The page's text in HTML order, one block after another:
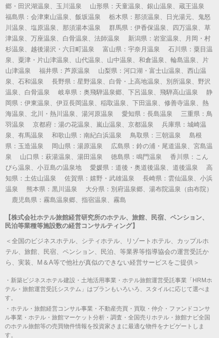
郷・田沢湖温泉、玉川温泉 山形県：天童温泉、銀山温泉、蔵王温泉
福島県：会津東山温泉、飯坂温泉 栃木県：那須温泉、日光湯元、鬼怒
川温泉、塩原温泉、那須湯本温泉 群馬県：伊香保温泉、四万温泉、草
津温泉、万座温泉、白骨温泉、法師温泉 新潟県：岩室温泉、月岡・村
杉温泉、越後湯沢・六日町温泉 富山県：宇奈月温泉 石川県：粟目温
泉、粟津・片山津温泉、山代温泉、山中温泉、和倉温泉、輪島温泉、片
山津温泉 福井県：芦原温泉 山梨県：河口湖・富士山温泉、西山温
泉、石和温泉 長野県：星野温泉、白骨・上高地温泉、別所温泉、野沢
温泉、白骨温泉 岐阜県：奥飛騨温泉郷、下呂温泉、飛騨高山温泉 静
岡県：伊東温泉、伊豆長岡温泉、稲取温泉、下田温泉、修善寺温泉、熱
海温泉、北川・熱川温泉、湯河原温泉 愛知県：長島温泉 三重県：鳥
羽温泉 京都府：湯の花温泉、嵐山温泉、京都温泉 兵庫県：城崎温
泉、有馬温泉 和歌山県：南紀白浜温泉 鳥取県：三朝温泉 島根
県：玉造温泉 岡山県：湯原温泉 広島県：鈴の浦・尾道温泉、宮島温
泉 山口県：萩湯温泉、湯田温泉 徳島県：鳴門温泉 香川県：こん
ぴら温泉、小豆島の温泉地 愛媛県：道後・奥道後温泉、道後温泉 高
知県：土佐山温泉 佐賀県：嬉野・武雄温泉 長崎県：雲仙温泉、小浜
温泉 熊本県：黒川温泉 大分県：別府温泉郷、湯布院温泉（由布院）
鹿児島県：霧島温泉郷、指宿温泉、霧島
【株式会社ホテル旅館経営研究所のホテル、旅館、民宿、ペンション、
民泊等業種等施設数の経営コンサルティング】
＜全国のビジネスホテル、シティホテル、リゾートホテル、カップルホ
テル、旅館、民宿、ペンション、民泊、等業界等指導協会の運営受託か
ら、実装、M＆A等で他社が真似のできない経営サービスをご提供＞
・新築ビジネスホテル建設・土地活用事業・ホテル旅館運営受託事業「HRMホ
テル・旅館運営受託システム」はプランもいろいろ、スタイルに応じて選べま
す。
・ホテル・旅館経営コンサル事業・不動産売買・買取・仲介・ファンドコンサ
ル事業・ホテル・旅館マーケット分析・調査・全国売りホテル・旅館ナビ全国
のホテル旅館等の売買物件情報を投資家さまに最適な物件をナビゲートしま
す。